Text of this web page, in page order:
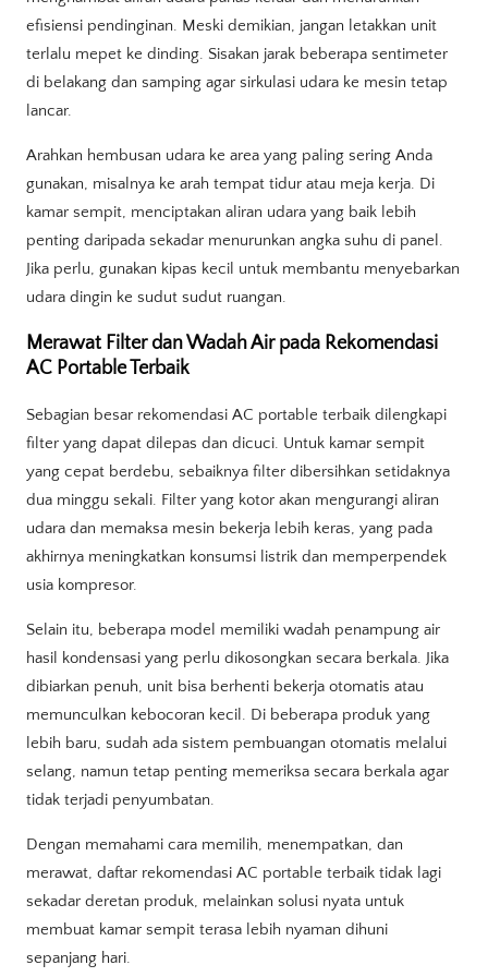
efisiensi pendinginan. Meski demikian, jangan letakkan unit
terlalu mepet ke dinding. Sisakan jarak beberapa sentimeter
di belakang dan samping agar sirkulasi udara ke mesin tetap
lancar.
Arahkan hembusan udara ke area yang paling sering Anda
gunakan, misalnya ke arah tempat tidur atau meja kerja. Di
kamar sempit, menciptakan aliran udara yang baik lebih
penting daripada sekadar menurunkan angka suhu di panel.
Jika perlu, gunakan kipas kecil untuk membantu menyebarkan
udara dingin ke sudut sudut ruangan.
Merawat Filter dan Wadah Air pada Rekomendasi
AC Portable Terbaik
Sebagian besar rekomendasi AC portable terbaik dilengkapi
filter yang dapat dilepas dan dicuci. Untuk kamar sempit
yang cepat berdebu, sebaiknya filter dibersihkan setidaknya
dua minggu sekali. Filter yang kotor akan mengurangi aliran
udara dan memaksa mesin bekerja lebih keras, yang pada
akhirnya meningkatkan konsumsi listrik dan memperpendek
usia kompresor.
Selain itu, beberapa model memiliki wadah penampung air
hasil kondensasi yang perlu dikosongkan secara berkala. Jika
dibiarkan penuh, unit bisa berhenti bekerja otomatis atau
memunculkan kebocoran kecil. Di beberapa produk yang
lebih baru, sudah ada sistem pembuangan otomatis melalui
selang, namun tetap penting memeriksa secara berkala agar
tidak terjadi penyumbatan.
Dengan memahami cara memilih, menempatkan, dan
merawat, daftar rekomendasi AC portable terbaik tidak lagi
sekadar deretan produk, melainkan solusi nyata untuk
membuat kamar sempit terasa lebih nyaman dihuni
sepanjang hari.